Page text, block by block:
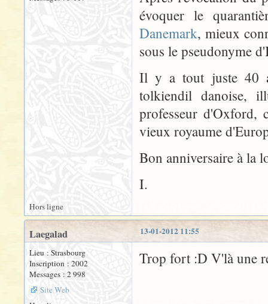
évoquer le
Danemark, mieux
sous le pseudonyme
Il y a tout juste 40
tolkiendil danoise,
professeur d'Oxford,
vieux royaume
Bon anniversaire à la
I.
Hors ligne
13-01-2012 11:55
Laegalad
Lieu : Strasbourg
Inscription : 2002
Messages : 2 998
Site Web
Trop fort :D V'là une